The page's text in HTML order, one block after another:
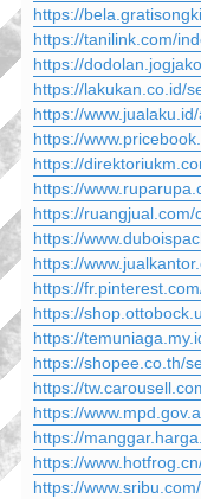
https://
https://tanilink.com/
https://
https://lakukan.co.id/
https://
https://
https://
https://
https://ruangjual.com/
https://
https://
https://
https://
https://
https://shopee.co.th/
https://
https://
https://
https://
https://